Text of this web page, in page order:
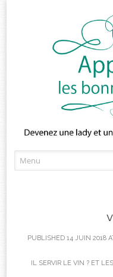
PUBLISHED 14 JUIN 2018
IL SERVIR LE VIN ? ET